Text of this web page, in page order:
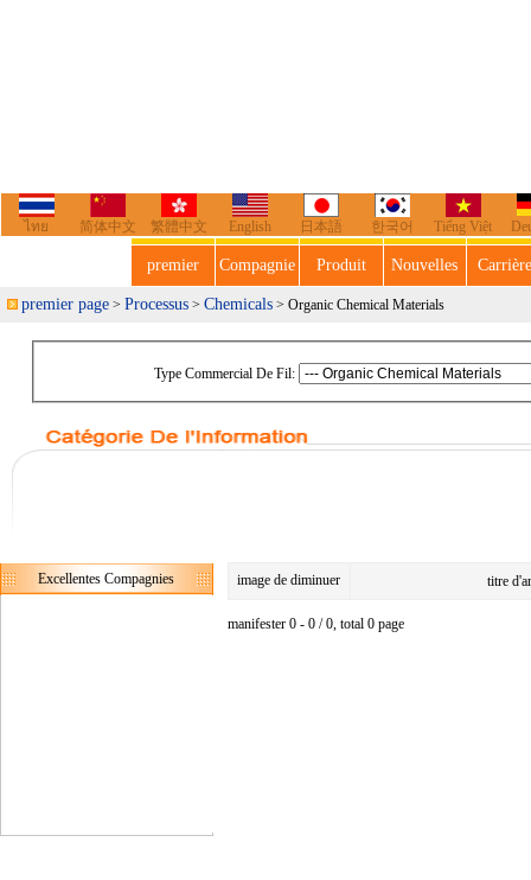
ไทย 简体中文 繁體中文 English 日本語 한국어 Tiếng Việt
premier Compagnie Produit Nouvelles
premier page > Processus > Chemicals > Organic Chemical Materials
Type Commercial De Fil:
Excellentes Compagnies image de diminuer titre
manifester 0 - 0 / 0, total 0 page